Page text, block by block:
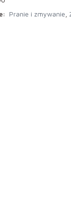
Pranie i zmywanie